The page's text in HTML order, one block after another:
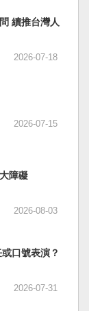
續推台灣人
2026-07-18
2026-07-15
障礙
2026-08-03
口號表演？
2026-07-31